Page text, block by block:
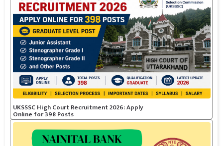
UKSSSC High Court Recruitment 2026: Apply
Online for 398 Posts